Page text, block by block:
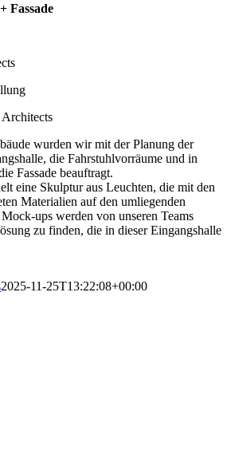
Fassade
wurden wir mit der Planung der
die Fahrstuhlvorräume und in
Fassade beauftragt.
eine Skulptur aus Leuchten, die mit den
Materialien auf den umliegenden
ups werden von unseren Teams
zu finden, die in dieser Eingangshalle
2025-11-25T13:22:08+00:00